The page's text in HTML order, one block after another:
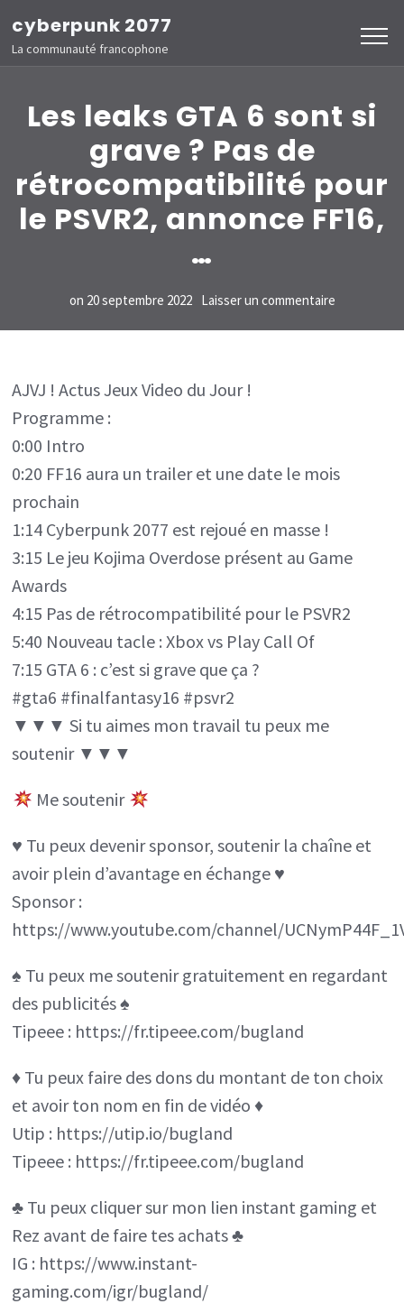
au
contenu
Entrée)
cyberpunk 2077
La communauté francophone
Les leaks GTA 6 sont si
grave ? Pas de
rétrocompatibilité pour
le PSVR2, annonce FF16,
…
on 20 septembre 2022 Laisser un commentairesur
Les
si
Pas
AJVJ ! Actus Jeux Video du Jour !
Programme :
0:00 Intro
0:20 FF16 aura un trailer et une date le mois
prochain
1:14 Cyberpunk 2077 est rejoué en masse !
3:15 Le jeu Kojima Overdose présent au Game
Awards
4:15 Pas de rétrocompatibilité pour le PSVR2
5:40 Nouveau tacle : Xbox vs Play Call Of
7:15 GTA 6 : c’est si grave que ça ?
#gta6 #finalfantasy16 #psvr2
▼▼▼ Si tu aimes mon travail tu peux me
soutenir ▼▼▼
Me soutenir
♥️ Tu peux devenir sponsor, soutenir la chaîne et
avoir plein d’avantage en échange ♥️
Sponsor :
https://www.youtube.com/channel/
♠️ Tu peux me soutenir gratuitement en regardant
des publicités ♠️
Tipeee : https://fr.tipeee.com/bugland
♦️ Tu peux faire des dons du montant de ton choix
et avoir ton nom en fin de vidéo ♦️
Utip : https://utip.io/bugland
Tipeee : https://fr.tipeee.com/bugland
♣️ Tu peux cliquer sur mon lien instant gaming et
Rez avant de faire tes achats ♣️
IG : https://www.instant-
gaming.com/igr/bugland/